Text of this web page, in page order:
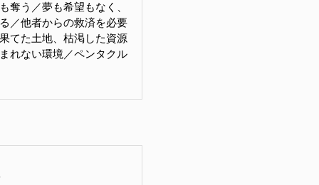
奪う／夢も希望もなく、
／他者からの救済を必要
てた土地、枯渇した資源
れない環境／ペンタクル